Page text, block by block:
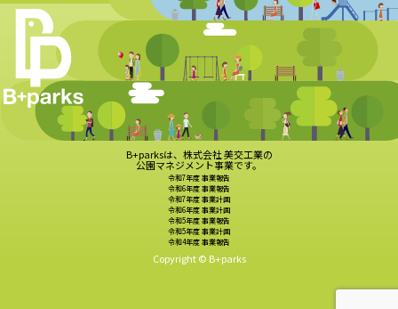
B+parksは、株式会社 美交工業の
公園マネジメント事業です。
令和7年度 事業報告
令和6年度 事業報告
令和7年度 事業計画
令和6年度 事業計画
令和5年度 事業報告
令和5年度 事業計画
令和4年度 事業報告
Copyright © B+parks